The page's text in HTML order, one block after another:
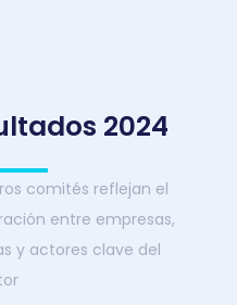
2024
comités reflejan el
entre empresas,
y actores clave del